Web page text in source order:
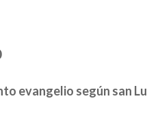
evangelio según san